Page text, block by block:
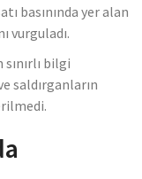
basınında yer alan
vurguladı.
bilgi
saldırganların